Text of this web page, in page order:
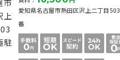
愛知県名古屋市熱田区沢上二丁目503
番